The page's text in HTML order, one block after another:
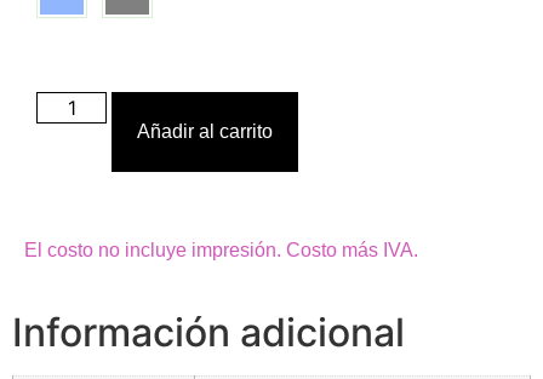
Añadir al carrito
El costo no incluye impresión. Costo más IVA.
Información adicional